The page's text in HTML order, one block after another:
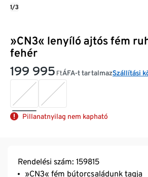
»CN3« lenyíló ajtós fém
fehér
199 995 FtÁFA-t tartalmazSzállítási
Pillanatnyilag nem kapható
1/3
Rendelési szám: 159815
»CN3« fém bútorcsaládunk tagja